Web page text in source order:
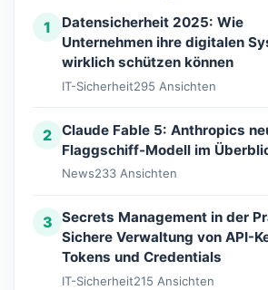
1
Datensicherheit 2025: Wie
Unternehmen ihre digitalen
wirklich schützen können
IT-Sicherheit295 Ansichten
2 Claude Fable 5: Anthropics
Flaggschiff-Modell im
News233 Ansichten
3 Secrets Management in der
Sichere Verwaltung von API-
Tokens und Credentials
IT-Sicherheit215 Ansichten